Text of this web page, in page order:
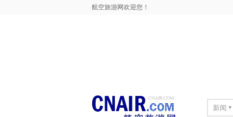
航空旅游网欢迎您！
新闻 ▼